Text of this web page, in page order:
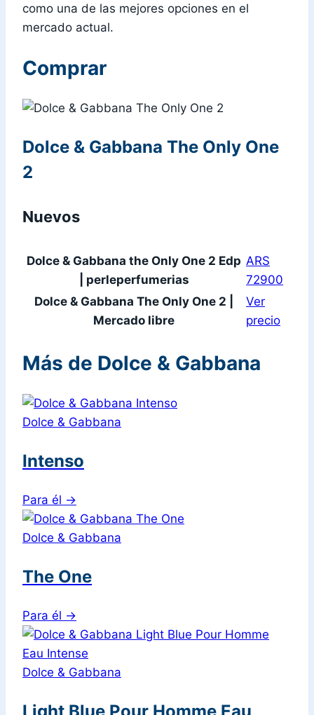
como una de las mejores opciones en el
mercado actual.
Comprar
Dolce & Gabbana The Only One
2
Nuevos
Dolce & Gabbana the Only One 2 Edp
| perleperfumerias
ARS
72900
Dolce & Gabbana The Only One 2 |
Mercado libre
Ver
precio
Más de Dolce & Gabbana
Dolce & Gabbana
Intenso
Para él →
Dolce & Gabbana
The One
Para él →
Dolce & Gabbana